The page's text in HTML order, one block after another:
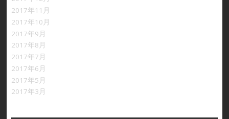
2017年11月
2017年10月
2017年9月
2017年8月
2017年7月
2017年6月
2017年5月
2017年3月